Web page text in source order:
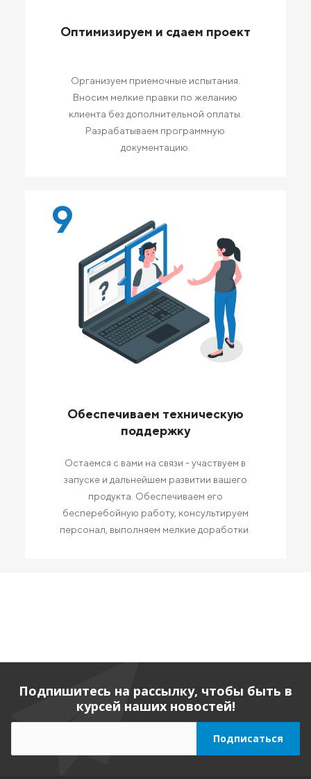
Оптимизируем и сдаем проект
Организуем приемочные испытания.
Вносим мелкие правки по желанию
клиента без дополнительной оплаты.
Разрабатываем программную
документацию.
9
Обеспечиваем техническую
поддержку
Остаемся с вами на связи - участвуем в
запуске и дальнейшем развитии вашего
продукта. Обеспечиваем его
бесперебойную работу, консультируем
персонал, выполняем мелкие доработки.
Подпишитесь на рассылку, чтобы быть в
курсей наших новостей!